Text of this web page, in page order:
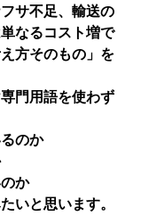
サ不足、輸送の
なるコスト増で
方そのもの」を
門用語を使わず
のか
か
いと思います。